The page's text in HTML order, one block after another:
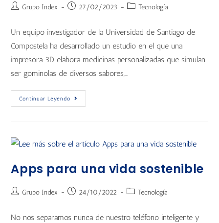
Grupo Index 27/02/2023 Tecnología
Un equipo investigador de la Universidad de Santiago de
Compostela ha desarrollado un estudio en el que una
impresora 3D elabora medicinas personalizadas que simulan
ser gominolas de diversos sabores,…
Continuar Leyendo
Apps para una vida sostenible
Grupo Index 24/10/2022 Tecnología
No nos separamos nunca de nuestro teléfono inteligente y